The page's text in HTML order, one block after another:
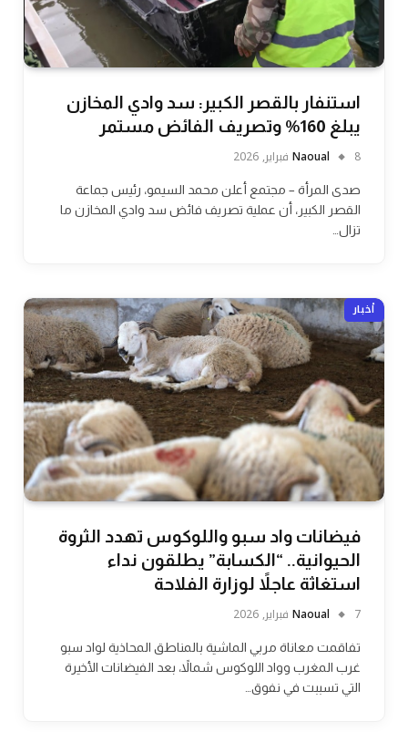
استنفار بالقصر الكبير: سد وادي المخازن
يبلغ 160% وتصريف الفائض مستمر
Naoual 8 فبراير, 2026
صدى المرأة – مجتمع أعلن محمد السيمو، رئيس جماعة
القصر الكبير، أن عملية تصريف فائض سد وادي المخازن ما
تزال…
أخبار
فيضانات واد سبو واللوكوس تهدد الثروة
الحيوانية.. “الكسابة” يطلقون نداء
استغاثة عاجلاً لوزارة الفلاحة
Naoual 7 فبراير, 2026
تفاقمت معاناة مربي الماشية بالمناطق المحاذية لواد سبو
غرب المغرب وواد اللوكوس شمالاً، بعد الفيضانات الأخيرة
التي تسببت في نفوق…